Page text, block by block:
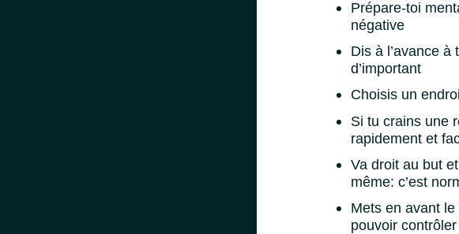
Prépare-toi
négative
Dis à l’avance
d’important
Choisis un
Si tu crains une
rapidement et
Va droit au but
même: c’est
Mets en avant
pouvoir